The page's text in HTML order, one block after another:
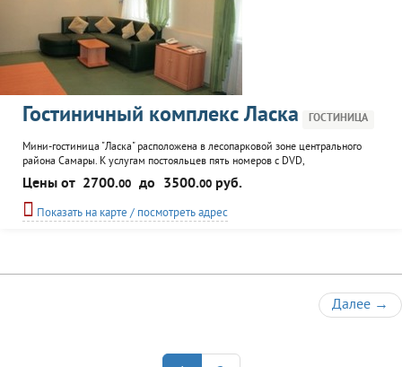
Гостиничный комплекс Ласка ГОСТИНИЦА
Мини-гостиница "Ласка" расположена в лесопарковой зоне центрального
района Самары. К услугам постояльцев пять номеров с DVD,
кондиционерами, телефоном, интернетом, мини-барами, roome service.
Гостиница входит в состав комплекса "Ласка", инфраструктура которого
включает ресторан, бар, конференц-зал, бассейн, сауну и баню.
Цены от 2700.00 до 3500.00 руб.
Показать на карте / посмотреть адрес
Далее →